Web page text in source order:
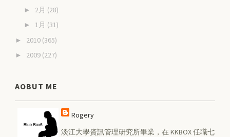
► 2月 (28)
► 1月 (31)
► 2010 (365)
► 2009 (227)
AOBUT ME
Rogery
淡江大學資訊管理研究所畢業，在 KKBOX 任職七